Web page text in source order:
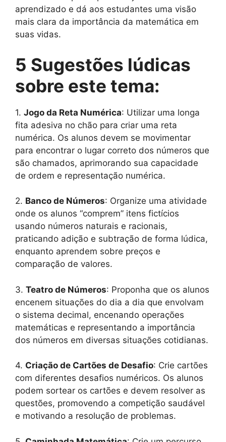
aprendizado e dá aos estudantes uma visão
mais clara da importância da matemática em
suas vidas.
5 Sugestões lúdicas
sobre este tema:
1. Jogo da Reta Numérica: Utilizar uma longa
fita adesiva no chão para criar uma reta
numérica. Os alunos devem se movimentar
para encontrar o lugar correto dos números que
são chamados, aprimorando sua capacidade
de ordem e representação numérica.
2. Banco de Números: Organize uma atividade
onde os alunos “comprem” itens fictícios
usando números naturais e racionais,
praticando adição e subtração de forma lúdica,
enquanto aprendem sobre preços e
comparação de valores.
3. Teatro de Números: Proponha que os alunos
encenem situações do dia a dia que envolvam
o sistema decimal, encenando operações
matemáticas e representando a importância
dos números em diversas situações cotidianas.
4. Criação de Cartões de Desafio: Crie cartões
com diferentes desafios numéricos. Os alunos
podem sortear os cartões e devem resolver as
questões, promovendo a competição saudável
e motivando a resolução de problemas.